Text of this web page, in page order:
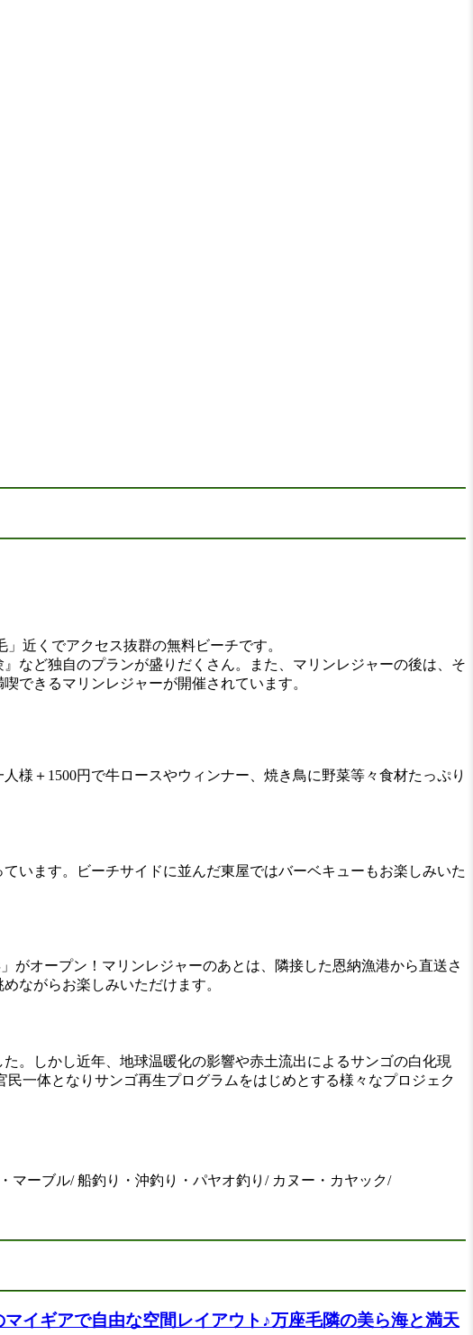
近くでアクセス抜群の無料ビーチです。
など独自のプランが盛りだくさん。また、マリンレジャーの後は、そ
できるマリンレジャーが開催されています。
様＋1500円で牛ロースやウィンナー、焼き鳥に野菜等々食材たっぷり
います。ビーチサイドに並んだ東屋ではバーベキューもお楽しみいた
がオープン！マリンレジャーのあとは、隣接した恩納漁港から直送さ
ながらお楽しみいただけます。
。しかし近年、地球温暖化の影響や赤土流出によるサンゴの白化現
一体となりサンゴ再生プログラムをはじめとする様々なプロジェク
マーブル/ 船釣り・沖釣り・パヤオ釣り/ カヌー・カヤック/
イギアで自由な空間レイアウト♪万座毛隣の美ら海と満天